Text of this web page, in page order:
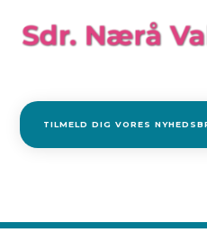
TILMELD DIG VORES